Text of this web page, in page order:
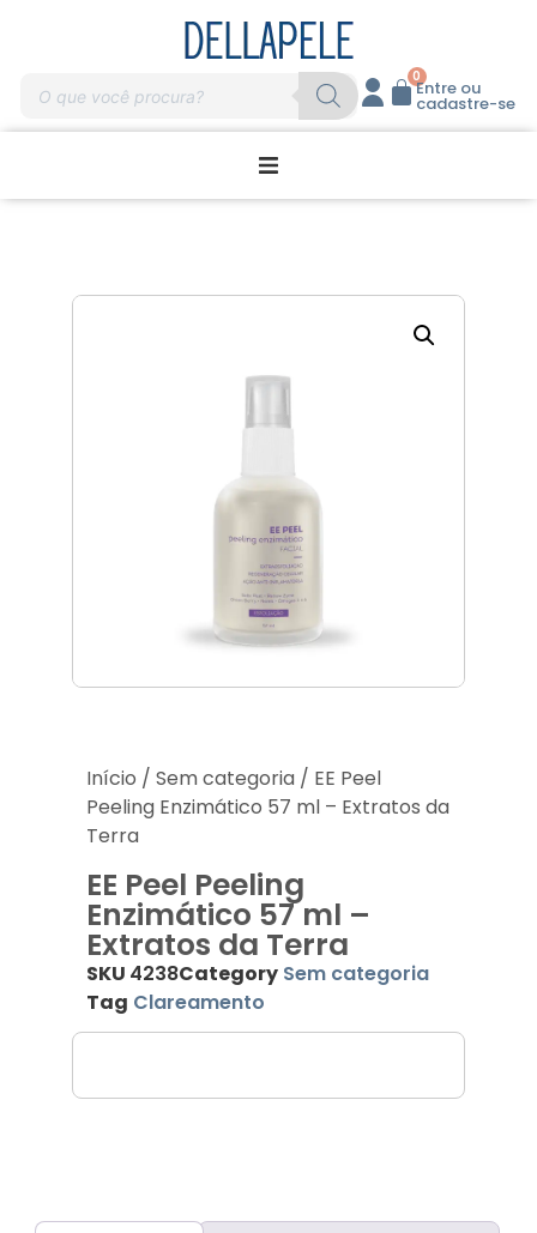
0
Entre ou
cadastre-se
Início / Sem categoria / EE Peel
Peeling Enzimático 57 ml – Extratos da
Terra
EE Peel Peeling
Enzimático 57 ml –
Extratos da Terra
SKU 4238Category Sem categoria
Tag Clareamento